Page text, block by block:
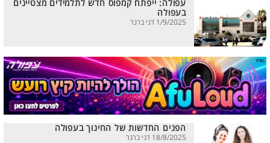
עפולה: ייפתח קמפוס חדש לתלמידים מצטיינים
בעפולה
1/9/2025 דני ברנר
הפנים החדשות של החינוך בעפולה
18/8/2025 דני ברנר